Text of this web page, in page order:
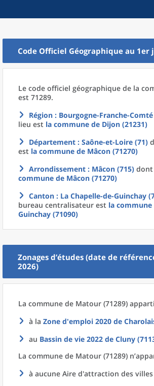
Code Officiel Géographique au 1er
Le code officiel géographique de la
est 71289.
Région : Bourgogne-Franche-
lieu est la commune de Dijon (21231)
Département : Saône-et-Loire (71)
est la commune de Mâcon (71270)
Arrondissement : Mâcon (715) dont
commune de Mâcon (71270)
Canton : La Chapelle-de-Guinchay
bureau centralisateur est la commune
Guinchay (71090)
Zonages d’études (date de
2026)
La commune de Matour (71289)
à la Zone d'emploi 2020 de
au Bassin de vie 2022 de Cluny
La commune de Matour (71289)
à aucune Aire d'attraction des villes